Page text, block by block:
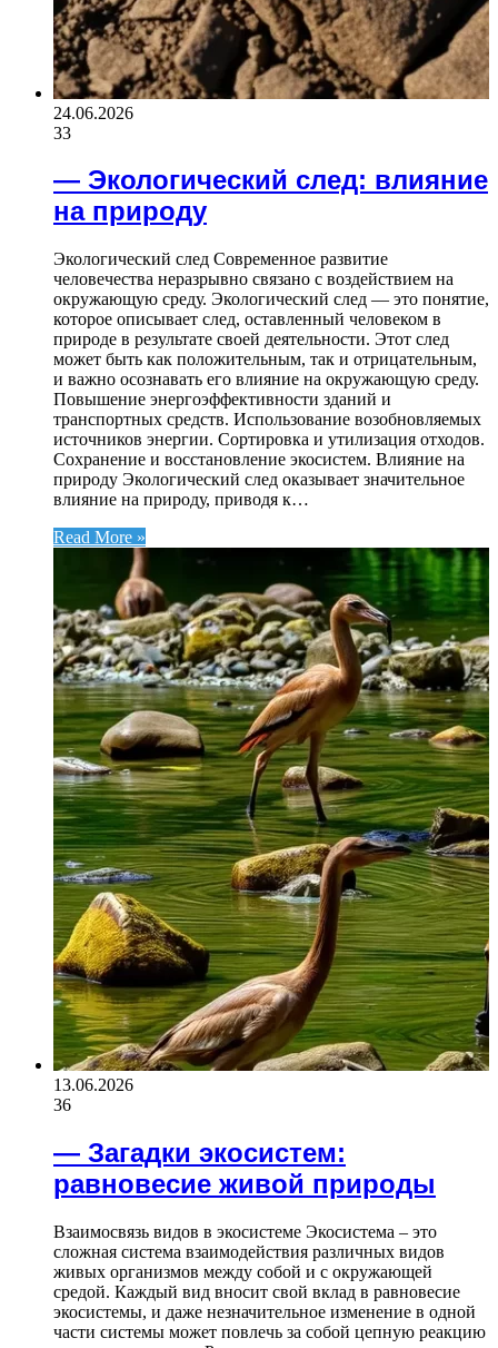
24.06.2026
33
— Экологический след: влияние
на природу
Экологический след Современное развитие
человечества неразрывно связано с воздействием на
окружающую среду. Экологический след — это понятие,
которое описывает след, оставленный человеком в
природе в результате своей деятельности. Этот след
может быть как положительным, так и отрицательным,
и важно осознавать его влияние на окружающую среду.
Повышение энергоэффективности зданий и
транспортных средств. Использование возобновляемых
источников энергии. Сортировка и утилизация отходов.
Сохранение и восстановление экосистем. Влияние на
природу Экологический след оказывает значительное
влияние на природу, приводя к…
Read More »
13.06.2026
36
— Загадки экосистем:
равновесие живой природы
Взаимосвязь видов в экосистеме Экосистема – это
сложная система взаимодействия различных видов
живых организмов между собой и с окружающей
средой. Каждый вид вносит свой вклад в равновесие
экосистемы, и даже незначительное изменение в одной
части системы может повлечь за собой цепную реакцию